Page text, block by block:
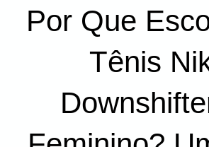
Por Que
Tênis